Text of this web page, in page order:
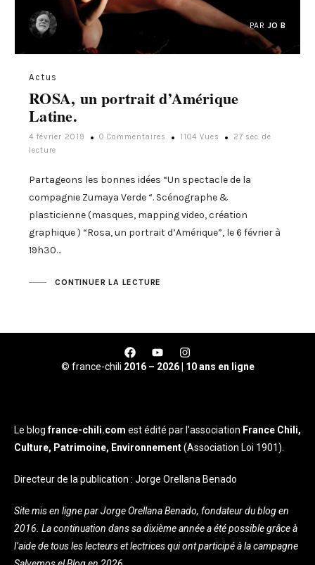
PAR JO B
Actus
ROSA, un portrait d’Amérique
Latine.
4 février 2019 0 Commentaires 1104 Vues
27 sec de
lecture
Partageons les bonnes idées “Un spectacle de la
compagnie Zumaya Verde “. Scénographe &
plasticienne (masques, mapping video, création
graphique ) “Rosa, un portrait d’Amérique”, le 6 février à
19h30…
CONTINUER LA LECTURE
© france-chili 2016 – 2026 | 10 ans en ligne
Le blogfrance-chili.com est édité par l’association France Chili,
Culture, Patrimoine, Environnement(Association Loi 1901).
Directeur de la publication : Jorge Orellana Benado
Site mis en ligne par Jorge Orellana Benado, fondateur du blog en
2016. La continuation dans sa dixième année a été possible grâce à
l’aide de tous les lecteurs et lectrices qui ont participé à la campagne